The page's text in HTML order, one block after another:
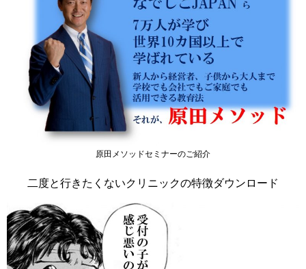
原田メソッドセミナーのご紹介
二度と行きたくないクリニックの特徴ダウンロード